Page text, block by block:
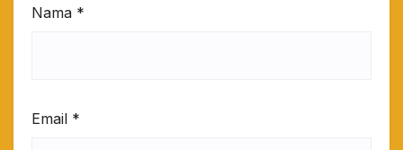
Nama *
Email *